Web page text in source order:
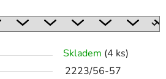
Skladem (4 ks)
2223/56-57